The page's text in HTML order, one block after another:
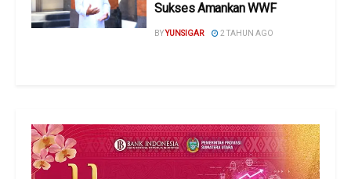
Sukses Amankan WWF
BYYUNSIGAR 2 TAHUN AGO